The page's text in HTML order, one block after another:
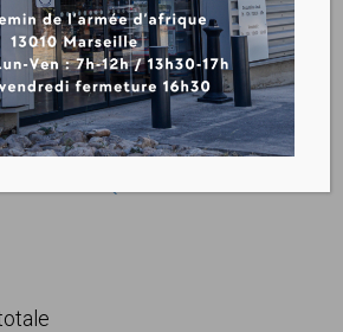
– VIRTUO 55